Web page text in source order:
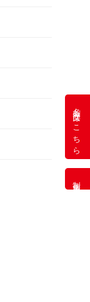
名刺注文はこちら